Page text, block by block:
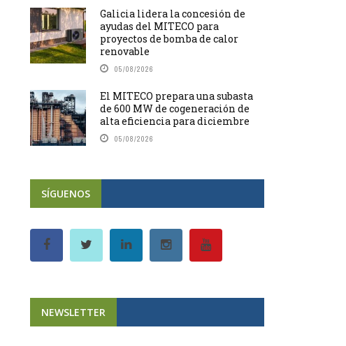
Galicia lidera la concesión de
ayudas del MITECO para
proyectos de bomba de calor
renovable
05/08/2026
El MITECO prepara una subasta
de 600 MW de cogeneración de
alta eficiencia para diciembre
05/08/2026
SÍGUENOS
NEWSLETTER